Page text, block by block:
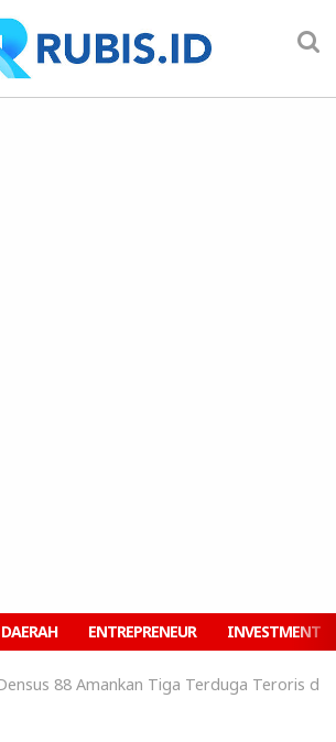
DAERAH ENTREPRENEUR INVESTMENT
88 Amankan Tiga Terduga Teroris di